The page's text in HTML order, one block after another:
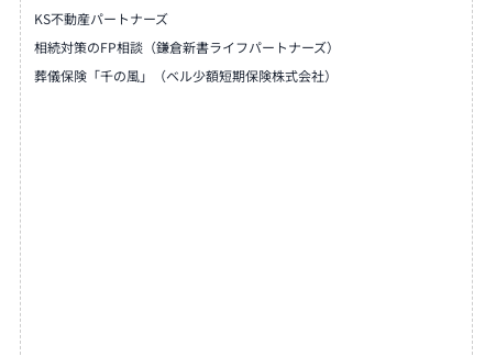
KS不動産パートナーズ
相続対策のFP相談（鎌倉新書ライフパートナーズ）
葬儀保険「千の風」（ベル少額短期保険株式会社）